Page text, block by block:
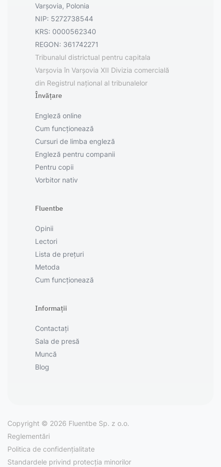
Varșovia, Polonia
NIP: 5272738544
KRS: 0000562340
REGON: 361742271
Tribunalul districtual pentru capitala
Varșovia în Varșovia XII Divizia comercială
din Registrul național al tribunalelor
Învățare
Engleză online
Cum funcționează
Cursuri de limba engleză
Engleză pentru companii
Pentru copii
Vorbitor nativ
Fluentbe
Opinii
Lectori
Lista de prețuri
Metoda
Cum funcționează
Informații
Contactați
Sala de presă
Muncă
Blog
Copyright © 2026 Fluentbe Sp. z o.o.
Reglementări
Politica de confidențialitate
Standardele privind protecția minorilor